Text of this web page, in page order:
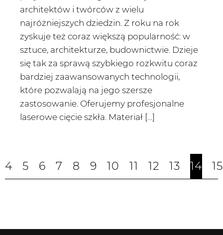
architektów i twórców z wielu
najróżniejszych dziedzin. Z roku na rok
zyskuje też coraz większą popularność: w
sztuce, architekturze, budownictwie. Dzieje
się tak za sprawą szybkiego rozkwitu coraz
bardziej zaawansowanych technologii,
które pozwalają na jego szersze
zastosowanie. Oferujemy profesjonalne
laserowe cięcie szkła. Materiał […]
4 5 6 7 8 9 10 11 12 13 14 15